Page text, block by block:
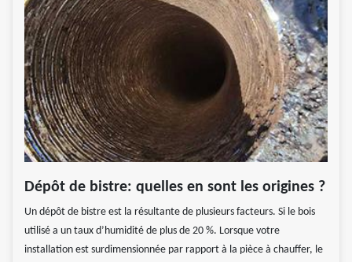
Dépôt de bistre: quelles en sont les origines ?
Un dépôt de bistre est la résultante de plusieurs facteurs. Si le bois
utilisé a un taux d’humidité de plus de 20 %. Lorsque votre
installation est surdimensionnée par rapport à la pièce à chauffer, le